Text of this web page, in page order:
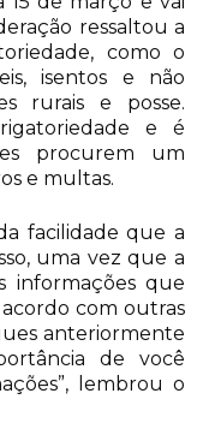
ressaltou a
como o
isentos e não
rurais e posse.
e é
procurem um
e multas.
facilidade que a
uma vez que a
informações que
com outras
anteriormente
de você
lembrou o